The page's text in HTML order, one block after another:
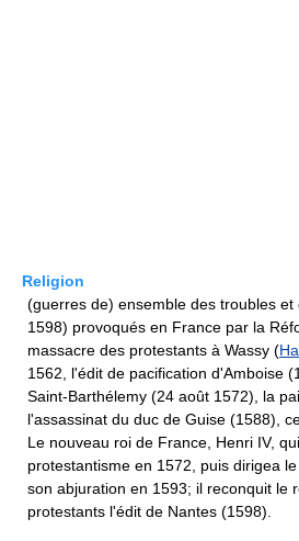
Religion
(guerres de) ensemble des troubles
1598) provoqués en France par la
massacre des protestants à Wassy (
1562, l'édit de pacification d'Amboise
Saint-Barthélemy (24 août 1572), la
l'assassinat du duc de Guise (1588),
Le nouveau roi de France, Henri IV,
protestantisme en 1572, puis dirigea
son abjuration en 1593; il reconquit le
protestants l'édit de Nantes (1598).